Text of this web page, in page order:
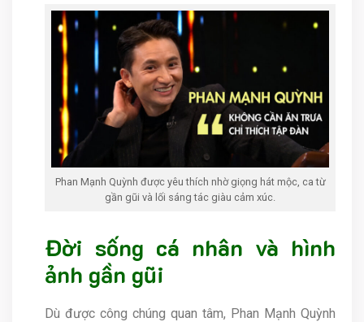
Phan Mạnh Quỳnh được yêu thích nhờ giọng hát mộc, ca từ
gần gũi và lối sáng tác giàu cảm xúc.
Đời sống cá nhân và hình
ảnh gần gũi
Dù được công chúng quan tâm, Phan Mạnh Quỳnh